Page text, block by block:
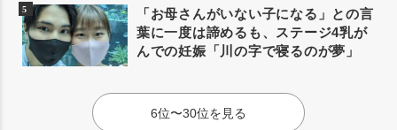
「お母さんがいない子になる」との言
葉に一度は諦めるも、ステージ4乳が
んでの妊娠「川の字で寝るのが夢」
6位〜30位を見る